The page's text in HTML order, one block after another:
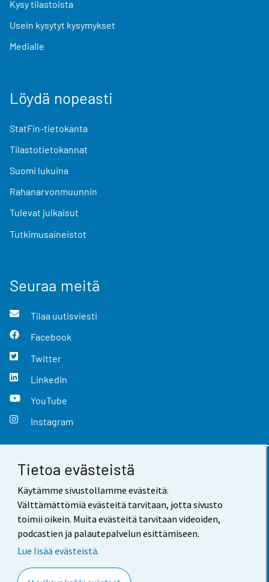
Tietoa evästeistä
Käytämme sivustollamme evästeitä.
Välttämättömiä evästeitä tarvitaan, jotta sivusto
toimii oikein. Muita evästeitä tarvitaan videoiden,
podcastien ja palautepalvelun esittämiseen.
Lue lisää evästeistä.
Kysy tilastoista
Usein kysytyt kysymykset
Medialle
Löydä nopeasti
StatFin-tietokanta
Tilastotietokannat
Suomi lukuina
Rahanarvonmuunnin
Tulevat julkaisut
Tutkimusaineistot
Seuraa meitä
Tilaa uutisviesti
Facebook
Twitter
LinkedIn
YouTube
Instagram
Yhteystiedot
Palaute
Käyttöehdot
Saavutettavuus